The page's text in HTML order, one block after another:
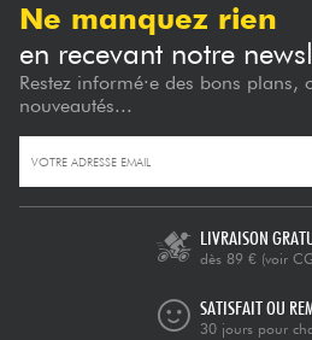
Ne manquez rien
en recevant notre
Restez informé·e des bons plans,
nouveautés...
LIVRAISON
dès 89 € (voir
SATISFAIT OU
30 jours pour